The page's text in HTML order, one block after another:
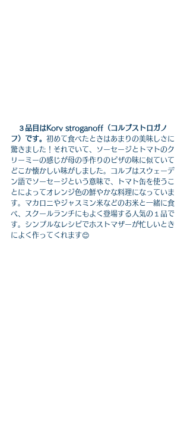
３品目はKorv stroganoff（コルブストロガノ
フ）です。 初めて食べたときはあまりの美味しさに
驚きました！それでいて、ソーセージとトマトのク
リーミーの感じが母の手作りのピザの味に似ていて
どこか懐かしい味がしました。コルブはスウェーデ
ン語でソーセージという意味で、トマト缶を使うこ
とによってオレンジ色の鮮やかな料理になっていま
す。マカロニやジャスミン米などのお米と一緒に食
べ、スクールランチにもよく登場する人気の１品で
す。シンプルなレシピでホストマザーが忙しいとき
によく作ってくれます😊